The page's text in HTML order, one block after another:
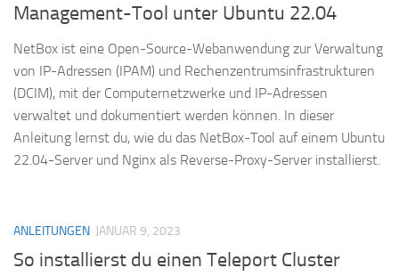
Management-Tool unter Ubuntu 22.04
NetBox ist eine Open-Source-Webanwendung zur Verwaltung
von IP-Adressen (IPAM) und Rechenzentrumsinfrastrukturen
(DCIM), mit der Computernetzwerke und IP-Adressen
verwaltet und dokumentiert werden können. In dieser
Anleitung lernst du, wie du das NetBox-Tool auf einem Ubuntu
22.04-Server und Nginx als Reverse-Proxy-Server installierst.
ANLEITUNGEN JANUAR 9, 2023
So installierst du einen Teleport Cluster